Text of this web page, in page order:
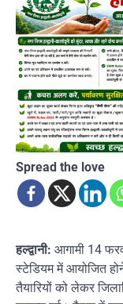
Spread the love
हल्द्वानी: आगामी 14
स्टेडियम में आयोजित
तैयारियों को लेकर